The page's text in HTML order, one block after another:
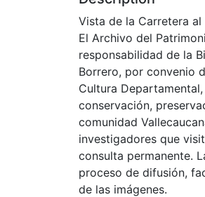
Vista de la Carretera al
El Archivo del
responsabilidad de la
Borrero, por convenio
Cultura
conservación,
comunidad
investigadores que
consulta permanente.
proceso de difusión,
de las imágenes.